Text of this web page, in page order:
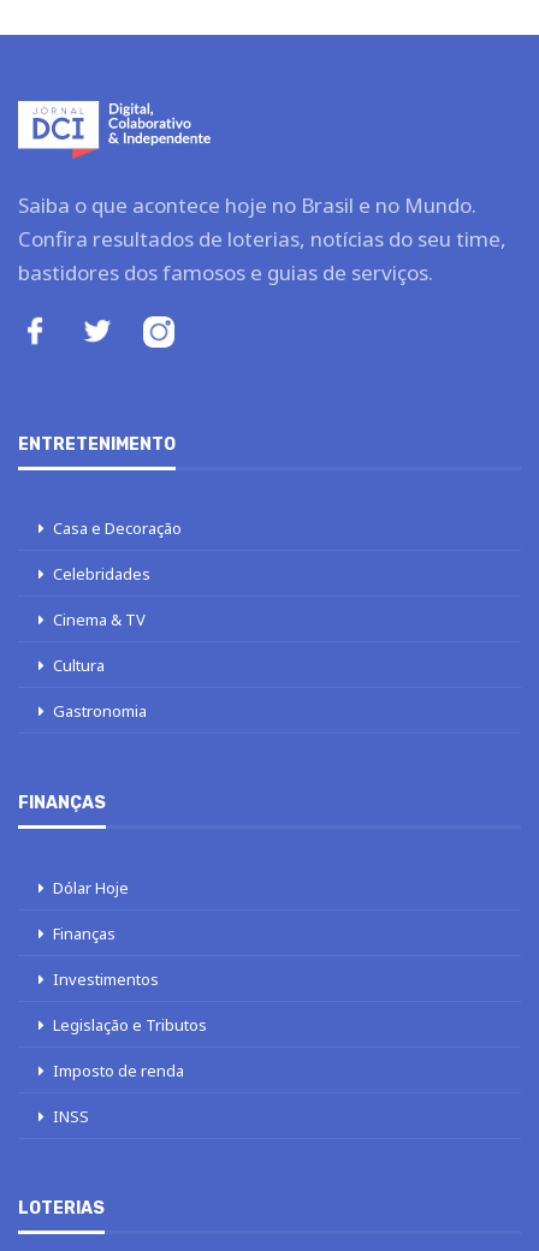
Saiba o que acontece hoje no Brasil e no Mundo.
Confira resultados de loterias, notícias do seu time,
bastidores dos famosos e guias de serviços.
ENTRETENIMENTO
Casa e Decoração
Celebridades
Cinema & TV
Cultura
Gastronomia
FINANÇAS
Dólar Hoje
Finanças
Investimentos
Legislação e Tributos
Imposto de renda
INSS
LOTERIAS